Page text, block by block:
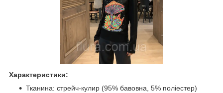
Характеристики:
Тканина: стрейч-кулир (95% бавовна, 5% поліестер)